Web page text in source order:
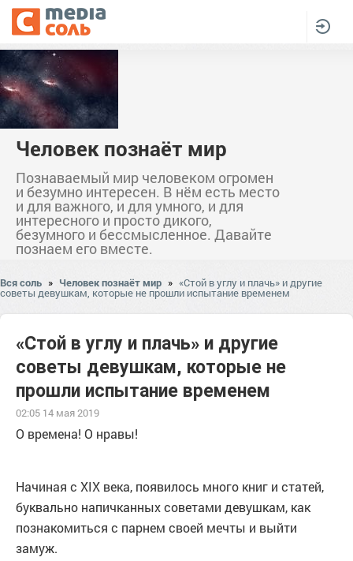
Человек познаёт мир
Познаваемый мир человеком огромен
и безумно интересен. В нём есть место
и для важного, и для умного, и для
интересного и просто дикого,
безумного и бессмысленное. Давайте
познаем его вместе.
Вся соль » Человек познаёт мир » «Стой в углу и плачь» и другие
советы девушкам, которые не прошли испытание временем
«Стой в углу и плачь» и другие
советы девушкам, которые не
прошли испытание временем
02:05 14 мая 2019
О времена! О нравы!
Начиная с XIX века, появилось много книг и статей,
буквально напичканных советами девушкам, как
познакомиться с парнем своей мечты и выйти
замуж.